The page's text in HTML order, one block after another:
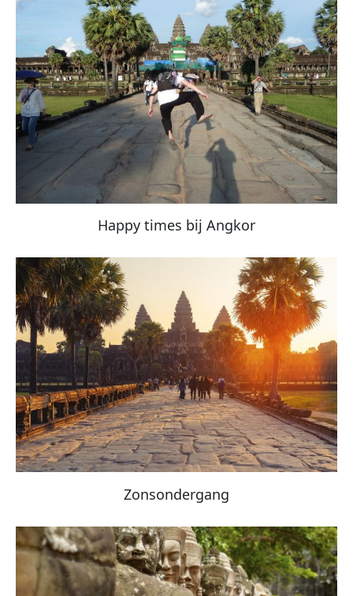
Happy times bij Angkor
Zonsondergang